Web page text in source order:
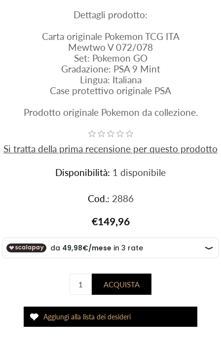
Dettagli prodotto:
Carta originale Pokemon TCG ITA
Mewtwo V 072/078
Set: Pokemon GO
Gradazione: PSA 9 Mint
Lingua: Italiana
Case protettivo originale PSA
Prodotto originale Pokemon da collezione.
Si tratta della prima recensione per questo prodotto
Disponibilità: 1 disponibile
Cod.: 2886
€149,96